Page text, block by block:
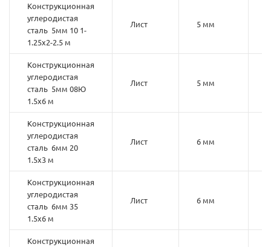
Конструкционная
углеродистая
сталь 5мм 10 1-
1.25х2-2.5 м
Лист 5 мм
Конструкционная
углеродистая
сталь 5мм 08Ю
1.5х6 м
Лист 5 мм
Конструкционная
углеродистая
сталь 6мм 20
1.5х3 м
Лист 6 мм
Конструкционная
углеродистая
сталь 6мм 35
1.5х6 м
Лист 6 мм
Конструкционная